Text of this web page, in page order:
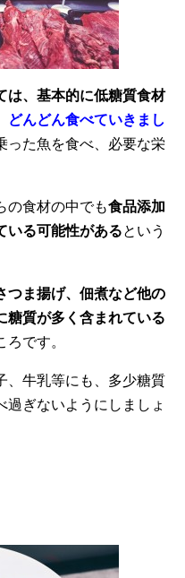
は、基本的に低糖質食材
どんどん食べていきまし
った魚を食べ、必要な栄
の食材の中でも食品添加
いる可能性があるという
つま揚げ、佃煮など他の
糖質が多く含まれている
です。
、牛乳等にも、多少糖質
過ぎないようにしましょ